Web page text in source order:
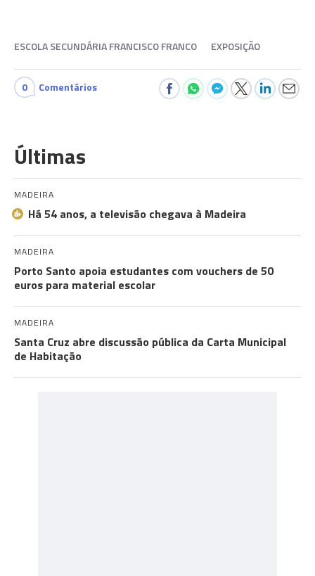
ESCOLA SECUNDÁRIA FRANCISCO FRANCO EXPOSIÇÃO
0 Comentários
Últimas
MADEIRA
Há 54 anos, a televisão chegava à Madeira
MADEIRA
Porto Santo apoia estudantes com vouchers de 50
euros para material escolar
MADEIRA
Santa Cruz abre discussão pública da Carta Municipal
de Habitação